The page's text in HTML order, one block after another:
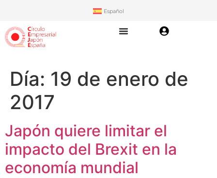
Español
Día: 19 de enero de
2017
Japón quiere limitar el
impacto del Brexit en la
economía mundial